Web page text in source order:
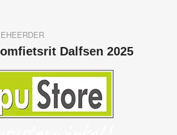
Dalfsen 2025